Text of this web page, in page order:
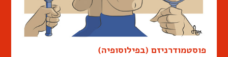
פוסטמודרניזם (בפילוסופיה)